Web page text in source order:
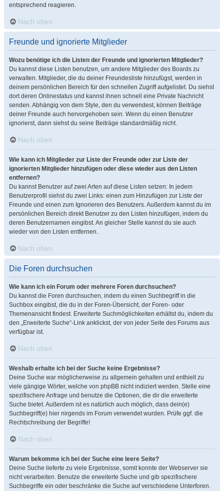
entsprechend reagieren.
Nach oben
Freunde und ignorierte Mitglieder
Wozu benötige ich die Listen der Freunde und ignorierten Mitglieder?
Du kannst diese Listen benutzen, um andere Mitglieder des Boards zu
verwalten. Mitglieder, die du deiner Freundesliste hinzufügst, werden in
deinem persönlichen Bereich für den schnellen Zugriff aufgelistet. Du siehst
dort deren Onlinestatus und kannst ihnen schnell eine Private Nachricht
senden. Abhängig von dem Style, den du verwendest, können Beiträge
deiner Freunde auch hervorgehoben sein. Wenn du einen Benutzer
ignorierst, dann siehst du seine Beiträge standardmäßig nicht.
Nach oben
Wie kann ich Mitglieder zur Liste der Freunde oder zur Liste der
ignorierten Mitglieder hinzufügen oder diese wieder aus den Listen
entfernen?
Du kannst Benutzer auf zwei Arten auf diese Listen setzen: In jedem
Benutzerprofil siehst du zwei Links: einen zum Hinzufügen zur Liste der
Freunde und einen zum Ignorieren des Benutzers. Außerdem kannst du im
persönlichen Bereich direkt Benutzer zu den Listen hinzufügen, indem du
deren Benutzernamen eingibst. An gleicher Stelle kannst du sie auch
wieder von den Listen entfernen.
Nach oben
Die Foren durchsuchen
Wie kann ich ein Forum oder mehrere Foren durchsuchen?
Du kannst die Foren durchsuchen, indem du einen Suchbegriff in die
Suchbox eingibst, die du in der Foren-Übersicht, der Foren- oder
Themenansicht findest. Erweiterte Suchmöglichkeiten erhältst du, indem du
den „Erweiterte Suche“-Link anklickst, der von jeder Seite des Forums aus
verfügbar ist.
Nach oben
Weshalb erhalte ich bei der Suche keine Ergebnisse?
Deine Suche war möglicherweise zu allgemein gehalten und enthielt zu
viele gängige Wörter, welche von phpBB nicht indiziert werden. Stelle eine
spezifischere Anfrage und benutze die Optionen, die dir die erweiterte
Suche bietet. Außerdem ist es natürlich auch möglich, dass dein(e)
Suchbegriff(e) hier nirgends im Forum verwendet wurden. Prüfe ggf. die
Rechtschreibung der Begriffe!
Nach oben
Warum bekomme ich bei der Suche eine leere Seite?
Deine Suche lieferte zu viele Ergebnisse, somit konnte der Webserver sie
nicht verarbeiten. Benutze die erweiterte Suche und gib spezifischere
Suchbegriffe ein oder beschränke die Suche auf verschiedene Unterforen.